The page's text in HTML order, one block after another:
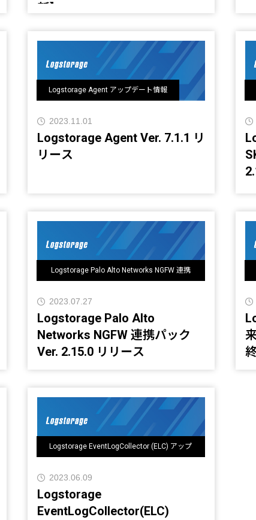
新】
Logstorage Agent アップデート情報
2023.11.01
Logstorage Agent Ver. 7.1.1 リ
リース
Logstorage Palo Alto Networks NGFW 連携
2023.07.27
Logstorage Palo Alto
Networks NGFW 連携パック
Ver. 2.15.0 リリース
Logstorage EventLogCollector (ELC) アップ
2023.06.09
Logstorage
EventLogCollector(ELC)